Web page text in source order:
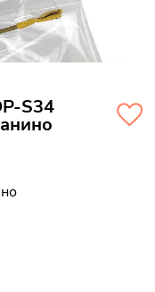
S34